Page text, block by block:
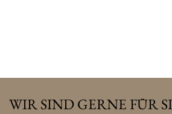
WIR SIND GERNE FÜR